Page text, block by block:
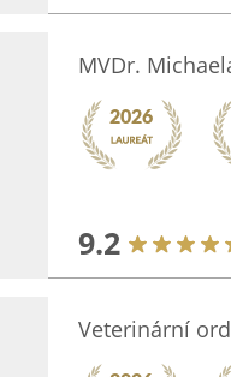
MVDr.
9.2
Veterinární